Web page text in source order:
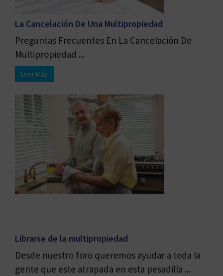
La Cancelación De Una Multipropiedad
Preguntas Frecuentes En La Cancelación De
Multipropiedad ...
Leer Más
Librarse de la multipropiedad
Desde nuestro foro queremos ayudar a toda la
gente que este atrapada en esta pesadilla ...